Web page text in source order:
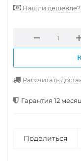
Нашли дешевле?
Рассчитать
Гарантия 12
Поделиться